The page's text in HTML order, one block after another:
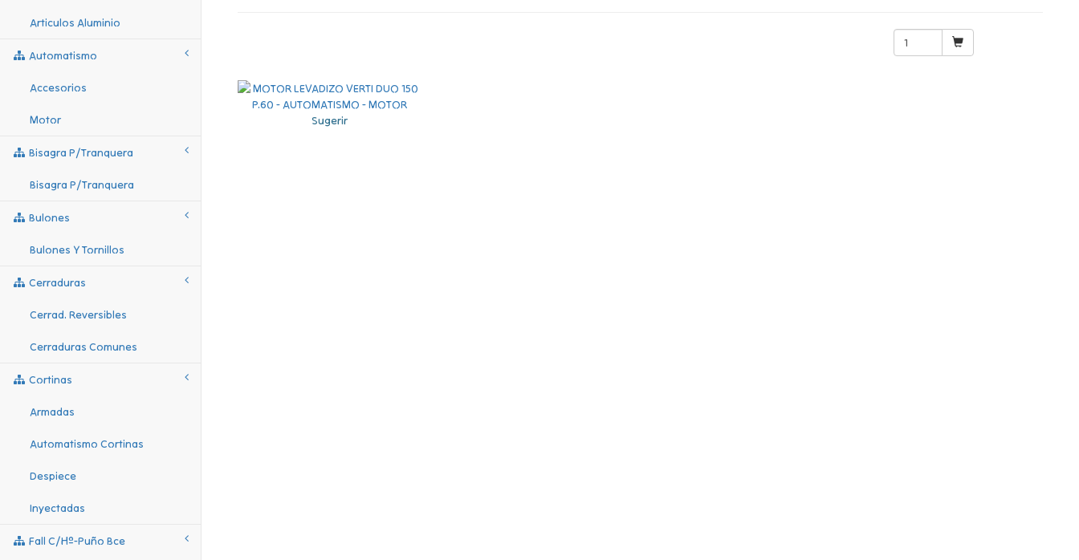
Articulos Aluminio
Automatismo
Accesorios
Motor
Bisagra P/tranquera
Bisagra P/tranquera
Bulones
Bulones Y Tornillos
Cerraduras
Cerrad. Reversibles
Cerraduras Comunes
Cortinas
Armadas
Automatismo Cortinas
Despiece
Inyectadas
Fall C/hº-Puño Bce
Sugerir